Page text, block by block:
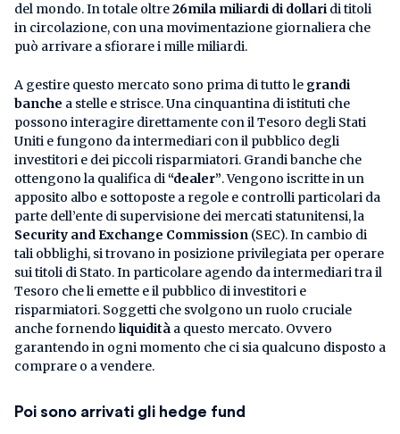
del mondo. In totale oltre26mila miliardi di dollari di titoli
in circolazione, con una movimentazione giornaliera che
può arrivare a sfiorare i mille miliardi.
A gestire questo mercato sono prima di tutto le grandi
banche a stelle e strisce. Una cinquantina di istituti che
possono interagire direttamente con il Tesoro degli Stati
Uniti e fungono da intermediari con il pubblico degli
investitori e dei piccoli risparmiatori. Grandi banche che
ottengono la qualifica di“dealer”. Vengono iscritte in un
apposito albo e sottoposte a regole e controlli particolari da
parte dell’ente di supervisione dei mercati statunitensi, la
Security and Exchange Commission (SEC). In cambio di
tali obblighi, si trovano in posizione privilegiata per operare
sui titoli di Stato. In particolare agendo da intermediari tra il
Tesoro che li emette e il pubblico di investitori e
risparmiatori. Soggetti che svolgono un ruolo cruciale
anche fornendo liquidità a questo mercato. Ovvero
garantendo in ogni momento che ci sia qualcuno disposto a
comprare o a vendere.
Poi sono arrivati gli hedge fund